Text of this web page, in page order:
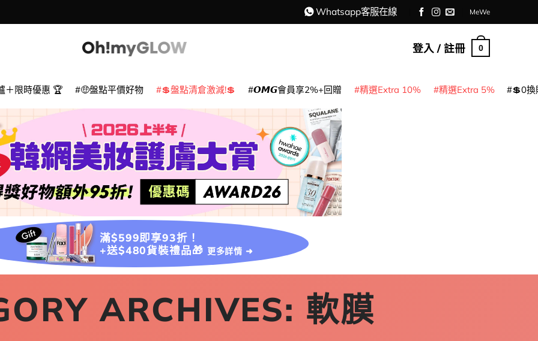
Whatsapp客服在線 MeWe
登入 / 註冊 0
＋限時優惠 🏆 🤑盤點平價好物 💲盤點清倉激減!💲 𝙊𝙈𝙂會員享2%+回贈 精選Extra 10% 精選Extra 5% 💲0換
滿$599即享93折！
+送$480貨裝禮品🎁 更多詳情 ➜
ARCHIVES: 軟膜